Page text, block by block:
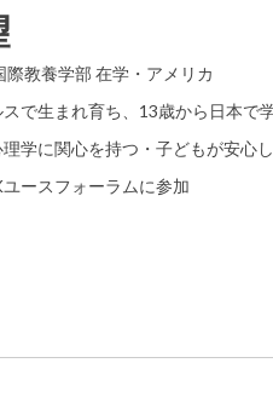
際教養学部 在学・アメリカ
スで生まれ育ち、13歳から日本で
理学に関心を持つ・子どもが安心
ユースフォーラムに参加